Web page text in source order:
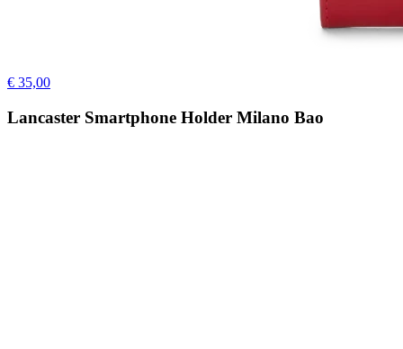
€ 35,00
Lancaster Smartphone Holder Milano Bao